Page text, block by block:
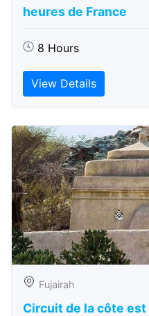
heures de France
8 Hours
View Details
Fujairah
Circuit de la côte est